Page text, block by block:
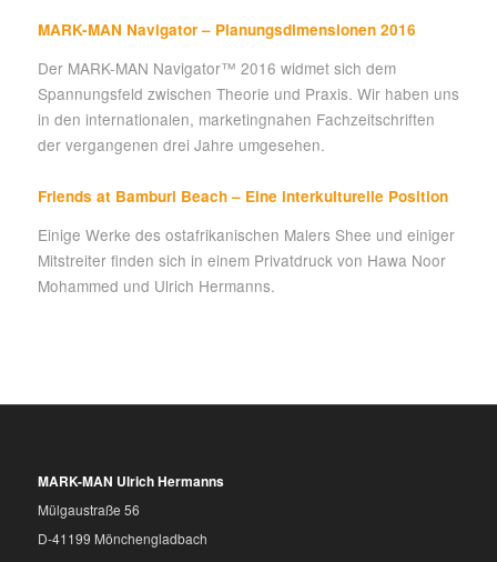
MARK-MAN Navigator – Planungsdimensionen 2016
Der MARK-MAN Navigator™ 2016 widmet sich dem
Spannungsfeld zwischen Theorie und Praxis. Wir haben uns
in den internationalen, marketingnahen Fachzeitschriften
der vergangenen drei Jahre umgesehen.
Friends at Bamburi Beach – Eine interkulturelle Position
Einige Werke des ostafrikanischen Malers Shee und einiger
Mitstreiter finden sich in einem Privatdruck von Hawa Noor
Mohammed und Ulrich Hermanns.
MARK-MAN Ulrich Hermanns
Mülgaustraße 56
D-41199 Mönchengladbach